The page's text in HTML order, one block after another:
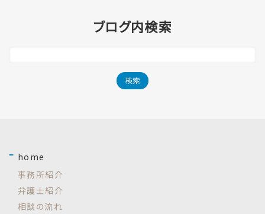
ブログ内検索
home
事務所紹介
弁護士紹介
相談の流れ